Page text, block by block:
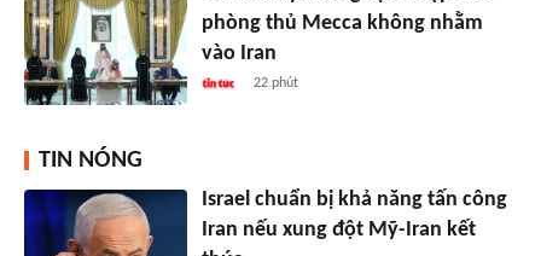
phòng thủ Mecca không nhằm
vào Iran
22 phút
TIN NÓNG
Israel chuẩn bị khả năng tấn công
Iran nếu xung đột Mỹ-Iran kết